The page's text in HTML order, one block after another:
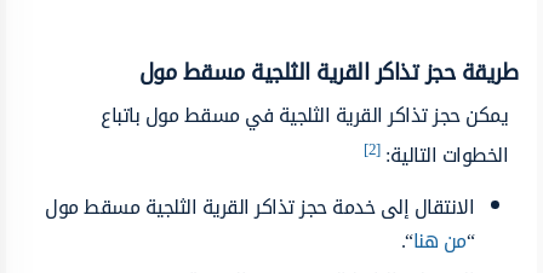
طريقة حجز تذاكر القرية الثلجية مسقط مول
يمكن حجز تذاكر القرية الثلجية في مسقط مول باتباع
الخطوات التالية:[2]
الانتقال إلى خدمة حجز تذاكر القرية الثلجية مسقط مول
“من هنا“.